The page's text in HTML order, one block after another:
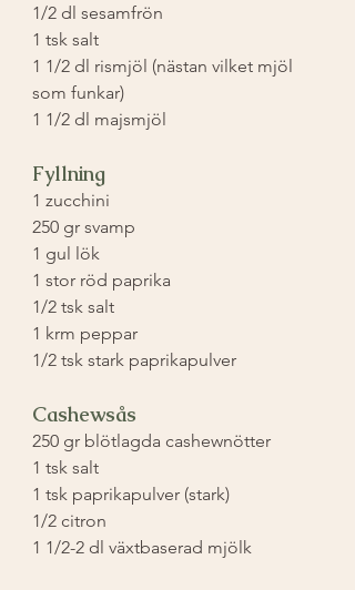
1/2 dl sesamfrön
1 tsk salt
1 1/2 dl rismjöl (nästan vilket mjöl
som funkar)
1 1/2 dl majsmjöl
Fyllning
1 zucchini
250 gr svamp
1 gul lök
1 stor röd paprika
1/2 tsk salt
1 krm peppar
1/2 tsk stark paprikapulver
Cashewsås
250 gr blötlagda cashewnötter
1 tsk salt
1 tsk paprikapulver (stark)
1/2 citron
1 1/2-2 dl växtbaserad mjölk